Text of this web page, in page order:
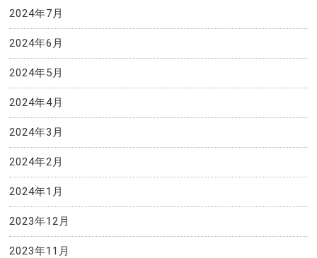
2024年7月
2024年6月
2024年5月
2024年4月
2024年3月
2024年2月
2024年1月
2023年12月
2023年11月